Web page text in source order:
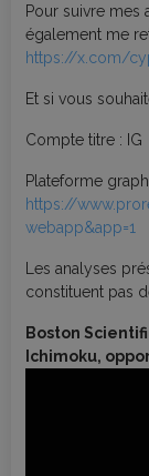
Pour suivre mes
également me
https://x.com/
Et si vous
Compte titre : IG
Plateforme
https://
webapp&app=1
Les analyses
constituent pas
Boston
Ichimoku,